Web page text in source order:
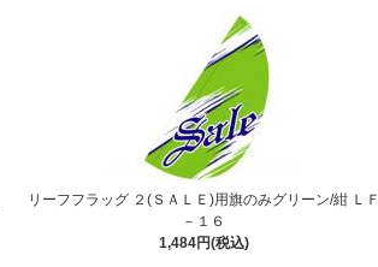
リーフフラッグ ２(ＳＡＬＥ)用旗のみグリーン/紺 ＬＦ
－１６
1,484円(税込)